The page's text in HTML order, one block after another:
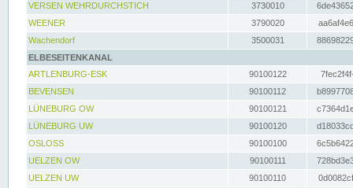
VERSEN WEHRDURCHSTICH
3730010
WEENER
3790020
Wachendorf
3500031
ELBESEITENKANAL
ARTLENBURG-ESK
90100122
BEVENSEN
90100112
LÜNEBURG OW
90100121
LÜNEBURG UW
90100120
OSLOSS
90100100
UELZEN OW
90100111
UELZEN UW
90100110